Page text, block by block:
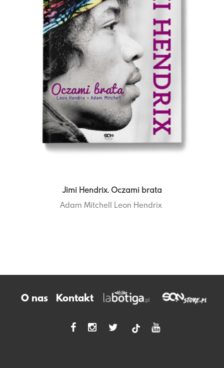
Jimi Hendrix. Oczami brata
Adam Mitchell Leon Hendrix
O nas Kontakt
tiktok